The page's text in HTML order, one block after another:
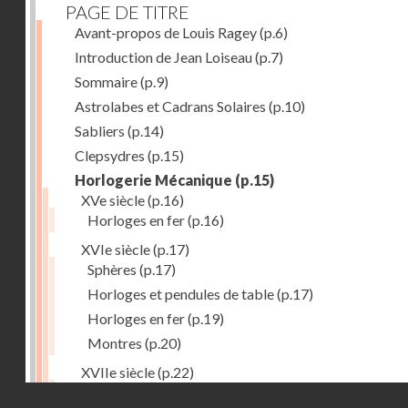
PAGE DE TITRE
Avant-propos de Louis Ragey(p.6)
Introduction de Jean Loiseau(p.7)
Sommaire(p.9)
Astrolabes et Cadrans Solaires (p.10)
Sabliers (p.14)
Clepsydres (p.15)
Horlogerie Mécanique (p.15)
XVe siècle(p.16)
Horloges en fer(p.16)
XVIe siècle(p.17)
Sphères (p.17)
Horloges et pendules de table(p.17)
Horloges en fer(p.19)
Montres (p.20)
XVIIe siècle(p.22)